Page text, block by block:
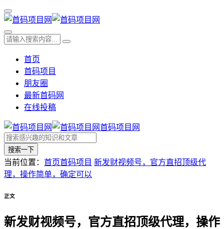
首页
首码项目
朋友圈
最新首码网
在线投稿
首码项目网
搜索一下
当前位置： 首页首码项目 新发财视频号，官方直招顶级代
理，操作简单，确定可以
正文
新发财视频号，官方直招顶级代理，操作